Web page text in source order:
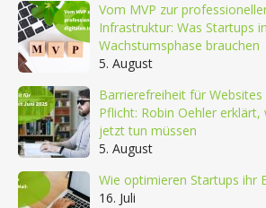
Vom MVP zur
Infrastruktur: Was Startups
Wachstumsphase brauchen
5. August
Barrierefreiheit für Websites
Pflicht: Robin Oehler
jetzt tun müssen
5. August
Wie optimieren Startups ihr
16. Juli